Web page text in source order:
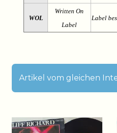
WOL
Written On
Label
Label
Artikel vom gleichen